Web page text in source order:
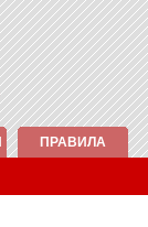
ПРАВИЛА